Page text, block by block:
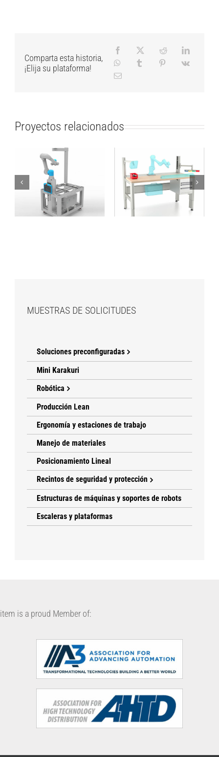
Comparta esta historia,
¡Elija su plataforma!
Proyectos relacionados
Estructura móvil
ActiNav UR5e de
tamaño mediano
Mesa de trabajo para
la integración de
MUESTRAS DE SOLICITUDES
Soluciones preconfiguradas
Mini Karakuri
Robótica
Producción Lean
Ergonomía y estaciones de trabajo
Manejo de materiales
Posicionamiento Lineal
Recintos de seguridad y protección
Estructuras de máquinas y soportes de robots
Escaleras y plataformas
item is a proud Member of: